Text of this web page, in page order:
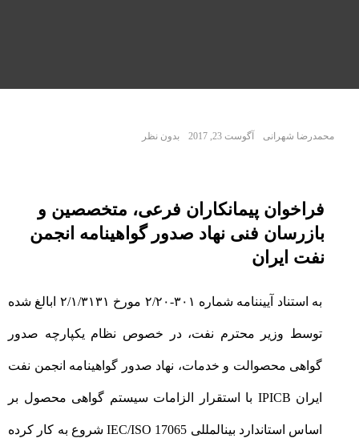
محمدرضا شهرانی آگوست 23, 2017 بدون نظر
فراخوان پیمانکاران فرعی، متخصصین و
بازرسان فنی نهاد صدور گواهینامه انجمن
نفت ایران
به استناد آییننامه شماره ۳۰۱-۲/۲۰ مورخ ۲/۱/۳۱۳۱ ابالغ شده
توسط وزیر محترم نفت، در خصوص نظام یکپارچه صدور
گواهی محصوالت و خدمات، نهاد صدور گواهینامه انجمن نفت
ایران IPICB با استقرار الزامات سیستم گواهی محصول بر
اساس استاندارد بینالمللی 17065 IEC/ISO شروع به کار کرده